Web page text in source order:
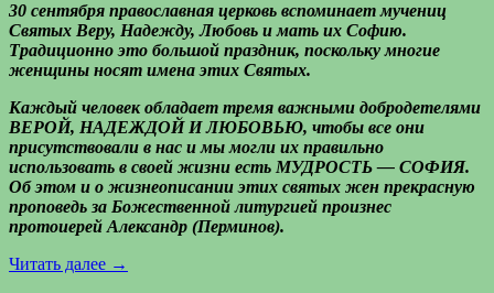
30 сентября православная церковь вспоминает мучениц
Святых Веру, Надежду, Любовь и мать их Софию.
Традиционно это большой праздник, поскольку многие
женщины носят имена этих Святых.
Каждый человек обладает тремя важными добродетелями
ВЕРОЙ, НАДЕЖДОЙ И ЛЮБОВЬЮ, чтобы все они
присутствовали в нас и мы могли их правильно
использовать в своей жизни есть МУДРОСТЬ — СОФИЯ.
Об этом и о жизнеописании этих святых жен прекрасную
проповедь за Божественной литургией произнес
протоиерей Александр (Перминов).
Читать далее →